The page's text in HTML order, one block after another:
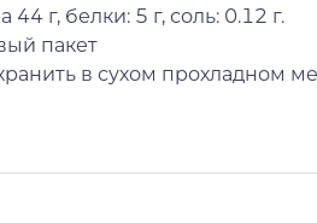
44 г, белки: 5 г, соль: 0.12 г.
пакет
в сухом прохладном